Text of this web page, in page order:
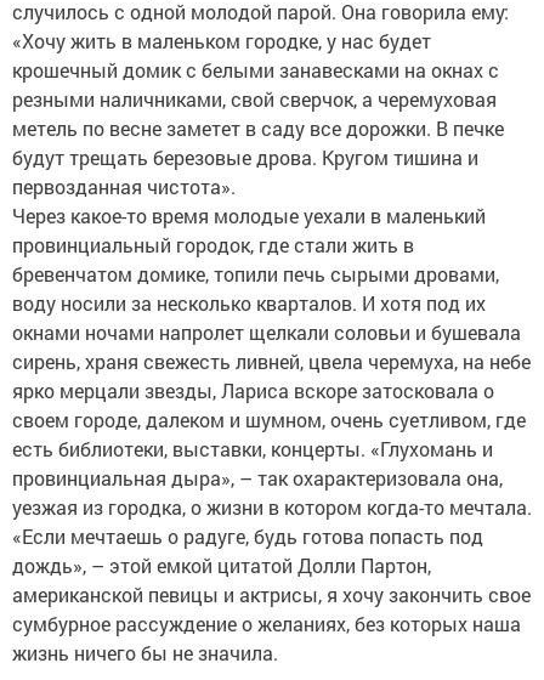
случилось с одной молодой парой. Она говорила ему:
«Хочу жить в маленьком городке, у нас будет
крошечный домик с белыми занавесками на окнах с
резными наличниками, свой сверчок, а черемуховая
метель по весне заметет в саду все дорожки. В печке
будут трещать березовые дрова. Кругом тишина и
первозданная чистота».
Через какое-то время молодые уехали в маленький
провинциальный городок, где стали жить в
бревенчатом домике, топили печь сырыми дровами,
воду носили за несколько кварталов. И хотя под их
окнами ночами напролет щелкали соловьи и бушевала
сирень, храня свежесть ливней, цвела черемуха, на небе
ярко мерцали звезды, Лариса вскоре затосковала о
своем городе, далеком и шумном, очень суетливом, где
есть библиотеки, выставки, концерты. «Глухомань и
провинциальная дыра», – так охарактеризовала она,
уезжая из городка, о жизни в котором когда-то мечтала.
«Если мечтаешь о радуге, будь готова попасть под
дождь», – этой емкой цитатой Долли Партон,
американской певицы и актрисы, я хочу закончить свое
сумбурное рассуждение о желаниях, без которых наша
жизнь ничего бы не значила.